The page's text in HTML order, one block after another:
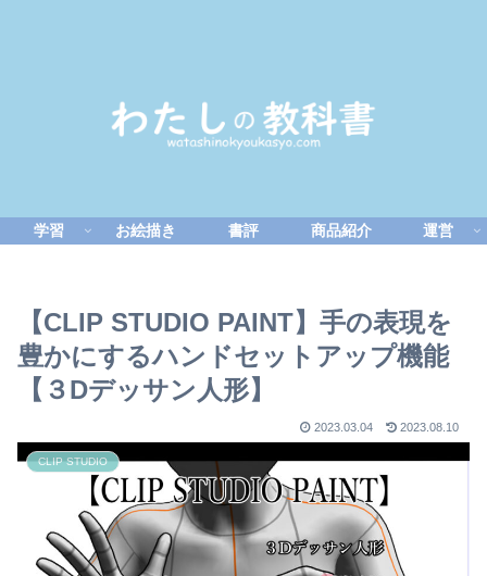
学習 お絵描き 書評 商品紹介 運営
【CLIP STUDIO PAINT】手の表現を
豊かにするハンドセットアップ機能
【３Dデッサン人形】
2023.03.04 2023.08.10
CLIP STUDIO